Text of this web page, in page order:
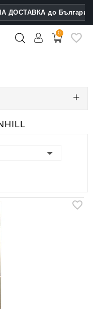
ДОСТАВКА до България
0